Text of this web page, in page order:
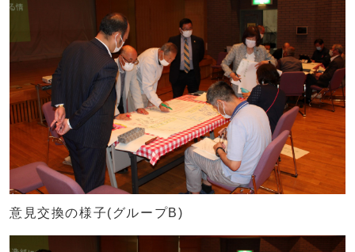
意見交換の様子(グループB)